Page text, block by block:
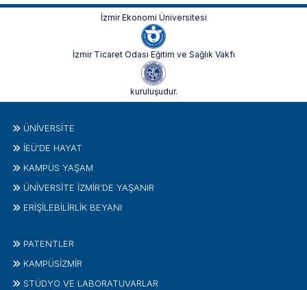
İzmir Ekonomi Üniversitesi
İzmir Ticaret Odası Eğitim ve Sağlık Vakfı
kuruluşudur.
ÜNIVERSITE
İEÜ'DE HAYAT
KAMPÜS YAŞAM
ÜNİVERSİTE İZMİR'DE YAŞANIR
ERİŞİLEBİLİRLİK BEYANI
PATENTLER
KAMPÜSİZMIR
STÜDYO VE LABORATUVARLAR